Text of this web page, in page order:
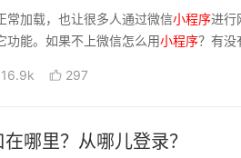
常加载，也让很多人通过微信小程序进行
功能。如果不上微信怎么用小程序？有没
16.9k 297
哪里？从哪儿登录？